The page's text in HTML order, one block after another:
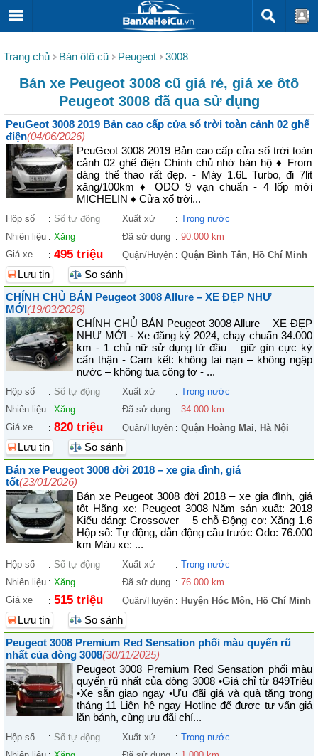
Trang chủ Bán ôtô cũ Peugeot 3008
Bán xe Peugeot 3008 cũ giá rẻ, giá xe ôtô
Peugeot 3008 đã qua sử dụng
PeuGeot 3008 2019 Bản cao cấp cửa sổ trời toàn cảnh 02 ghế
điện(04/06/2026)
PeuGeot 3008 2019 Bản cao cấp cửa sổ trời toàn
cảnh 02 ghế điện Chính chủ nhờ bán hộ ♦ From
dáng thể thao rất đẹp. - Máy 1.6L Turbo, đi 7lit
xăng/100km ♦ ODO 9 vạn chuẩn - 4 lốp mới
MICHELIN ♦ Cửa xổ trời...
Hộp số : Số tự động Xuất xứ : Trong nước
Nhiên liệu : Xăng Đã sử dụng : 90.000 km
Giá xe
: 495 triệu Quận/Huyện : Quận Bình Tân, Hồ Chí Minh
Lưu tin
So sánh
CHÍNH CHỦ BÁN Peugeot 3008 Allure – XE ĐẸP NHƯ
MỚI(19/03/2026)
CHÍNH CHỦ BÁN Peugeot 3008 Allure – XE ĐẸP
NHƯ MỚI - Xe đăng ký 2024, chạy chuẩn 34.000
km - 1 chủ nữ sử dụng từ đầu – giữ gìn cực kỳ
cẩn thận - Cam kết: không tai nạn – không ngập
nước – không tua công tơ - ...
Hộp số : Số tự động Xuất xứ : Trong nước
Nhiên liệu : Xăng Đã sử dụng : 34.000 km
Giá xe
: 820 triệu Quận/Huyện : Quận Hoàng Mai, Hà Nội
Lưu tin
So sánh
Bán xe Peugeot 3008 đời 2018 – xe gia đình, giá
tốt(23/01/2026)
Bán xe Peugeot 3008 đời 2018 – xe gia đình, giá
tốt Hãng xe: Peugeot 3008 Năm sản xuất: 2018
Kiểu dáng: Crossover – 5 chỗ Động cơ: Xăng 1.6
Hộp số: Tự động, dẫn động cầu trước Odo: 76.000
km Màu xe: ...
Hộp số : Số tự động Xuất xứ : Trong nước
Nhiên liệu : Xăng Đã sử dụng : 76.000 km
Giá xe
: 515 triệu Quận/Huyện : Huyện Hóc Môn, Hồ Chí Minh
Lưu tin
So sánh
Peugeot 3008 Premium Red Sensation phối màu quyến rũ
nhất của dòng 3008(30/11/2025)
Peugeot 3008 Premium Red Sensation phối màu
quyến rũ nhất của dòng 3008 •Giá chỉ từ 849Triệu
•Xe sẵn giao ngay •Ưu đãi giá và quà tặng trong
tháng 11 Liên hệ ngay Hotline để được tư vấn giá
lăn bánh, cùng ưu đãi chí...
Hộp số : Số tự động Xuất xứ : Trong nước